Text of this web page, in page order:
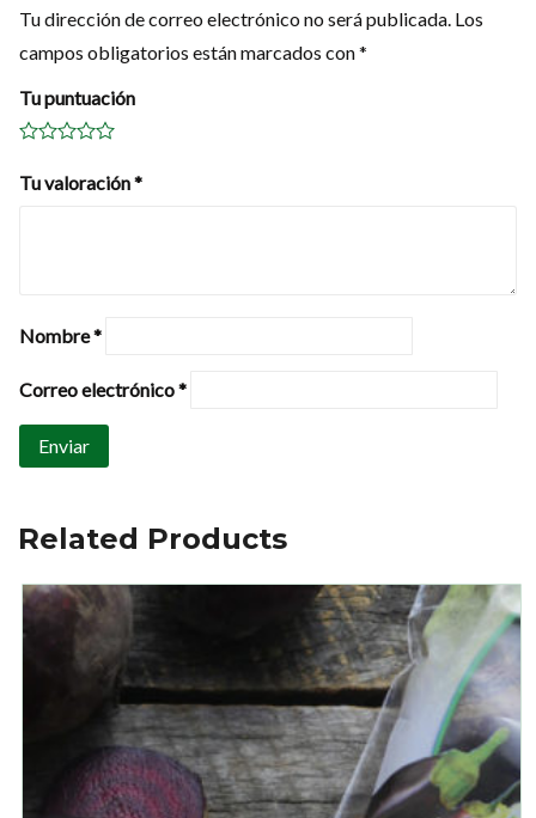
Tu dirección de correo electrónico no será publicada. Los
campos obligatorios están marcados con*
Tu puntuación
Tu valoración*
Nombre*
Correo electrónico*
Related Products